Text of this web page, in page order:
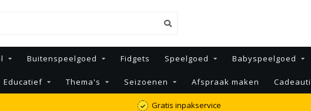
Buitenspeelgoed Fidgets Speelgoed Babyspeelgoed
Educatief Thema's Seizoenen Afspraak maken
Gratis inpakservice